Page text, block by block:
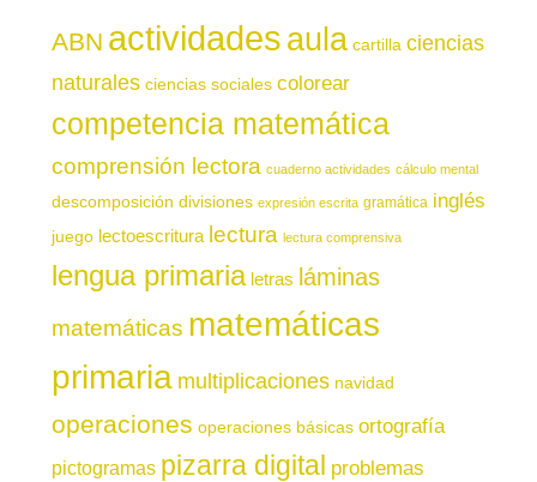
ABN actividadesaula cartilla ciencias
naturales ciencias sociales colorear
competencia matemática
comprensión lectora cuaderno actividades cálculo mental
descomposición divisiones expresión escrita gramática inglés
juego lectoescritura lectura lectura comprensiva
lengua primaria letras láminas
matemáticas matemáticas
primaria multiplicaciones navidad
operaciones operaciones básicas ortografía
pictogramas pizarra digital problemas